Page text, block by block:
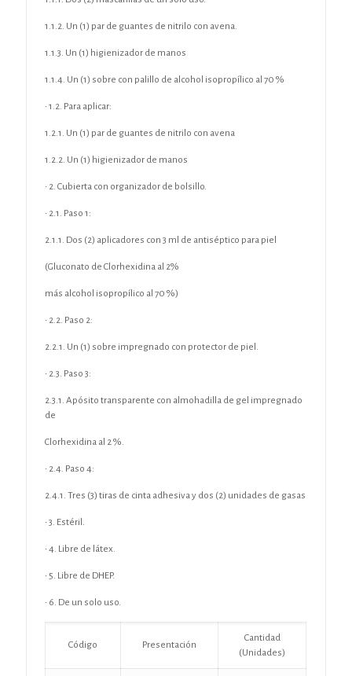
1.1.2. Un (1) par de guantes de nitrilo con avena.
1.1.3. Un (1) higienizador de manos
1.1.4. Un (1) sobre con palillo de alcohol isopropílico al 70 %
• 1.2. Para aplicar:
1.2.1. Un (1) par de guantes de nitrilo con avena
1.2.2. Un (1) higienizador de manos
• 2. Cubierta con organizador de bolsillo.
• 2.1. Paso 1:
2.1.1. Dos (2) aplicadores con 3 ml de antiséptico para piel
(Gluconato de Clorhexidina al 2%
más alcohol isopropílico al 70 %)
• 2.2. Paso 2:
2.2.1. Un (1) sobre impregnado con protector de piel.
• 2.3. Paso 3:
2.3.1. Apósito transparente con almohadilla de gel impregnado
de
Clorhexidina al 2 %.
• 2.4. Paso 4:
2.4.1. Tres (3) tiras de cinta adhesiva y dos (2) unidades de gasas
• 3. Estéril.
• 4. Libre de látex.
• 5. Libre de DHEP.
• 6. De un solo uso.
Código Presentación
Cantidad
(Unidades)